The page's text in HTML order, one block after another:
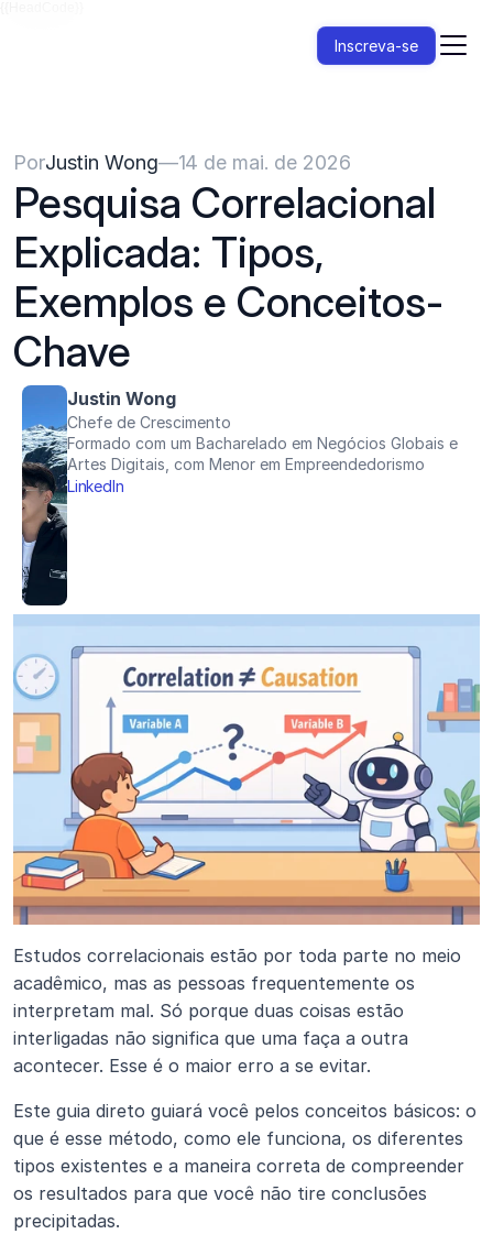
Inscreva-se
PorJustin Wong—14 de mai. de 2026
Pesquisa Correlacional
Explicada: Tipos,
Exemplos e Conceitos-
Chave
Justin Wong
Chefe de Crescimento
Formado com um Bacharelado em Negócios Globais e
Artes Digitais, com Menor em Empreendedorismo
LinkedIn
Estudos correlacionais estão por toda parte no meio
acadêmico, mas as pessoas frequentemente os
interpretam mal. Só porque duas coisas estão
interligadas não significa que uma faça a outra
acontecer. Esse é o maior erro a se evitar.
Este guia direto guiará você pelos conceitos básicos: o
que é esse método, como ele funciona, os diferentes
tipos existentes e a maneira correta de compreender
os resultados para que você não tire conclusões
precipitadas.